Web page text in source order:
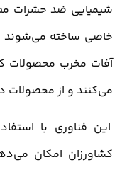
شیمیایی ضد حشرات
خاصی ساخته می‌شوند
آفات مخرب محصولات
می‌کنند و از محصولات
این فناوری با
کشاورزان امکان